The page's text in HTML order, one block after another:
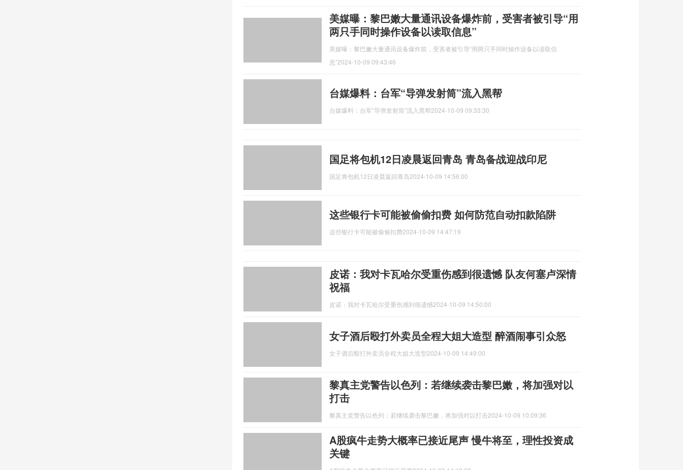
美媒曝：黎巴嫩大量通讯设备爆炸前，受害者被引导“用
两只手同时操作设备以读取信息”
美媒曝：黎巴嫩大量通讯设备爆炸前，受害者被引导“用两只手同时操作设备以读取信
息”2024-10-09 09:43:46
台媒爆料：台军“导弹发射筒”流入黑帮
台媒爆料：台军“导弹发射筒”流入黑帮2024-10-09 09:33:30
国足将包机12日凌晨返回青岛 青岛备战迎战印尼
国足将包机12日凌晨返回青岛2024-10-09 14:56:00
这些银行卡可能被偷偷扣费 如何防范自动扣款陷阱
这些银行卡可能被偷偷扣费2024-10-09 14:47:19
皮诺：我对卡瓦哈尔受重伤感到很遗憾 队友何塞卢深情
祝福
皮诺：我对卡瓦哈尔受重伤感到很遗憾2024-10-09 14:50:00
女子酒后殴打外卖员全程大姐大造型 醉酒闹事引众怒
女子酒后殴打外卖员全程大姐大造型2024-10-09 14:49:00
黎真主党警告以色列：若继续袭击黎巴嫩，将加强对以
打击
黎真主党警告以色列：若继续袭击黎巴嫩，将加强对以打击2024-10-09 10:09:36
A股疯牛走势大概率已接近尾声 慢牛将至，理性投资成
关键